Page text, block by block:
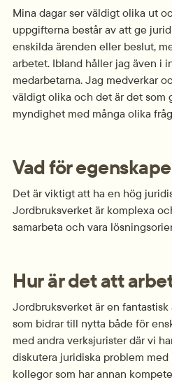
Mina dagar ser väldigt olika ut
uppgifterna består av att ge
enskilda ärenden eller beslut,
arbetet. Ibland håller jag även i
medarbetarna. Jag medverkar
väldigt olika och det är det som
myndighet med många olika
Vad för
Det är viktigt att ha en hög
Jordbruksverket är komplexa
samarbeta och vara
Hur är det att
Jordbruksverket är en
som bidrar till nytta både för
med andra verksjurister där vi
diskutera juridiska problem
kollegor som har annan